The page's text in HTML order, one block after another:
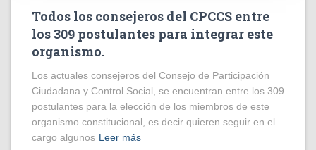
Todos los consejeros del CPCCS entre
los 309 postulantes para integrar este
organismo.
Los actuales consejeros del Consejo de Participación
Ciudadana y Control Social, se encuentran entre los 309
postulantes para la elección de los miembros de este
organismo constitucional, es decir quieren seguir en el
cargo algunos Leer más